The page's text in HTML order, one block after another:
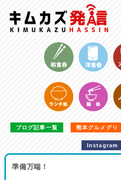
ブログ記事一覧 熊本グルメグリ
Instagram
準備万端！